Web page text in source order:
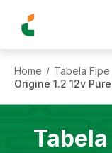
Home / Tabela Fipe
Origine 1.2 12v